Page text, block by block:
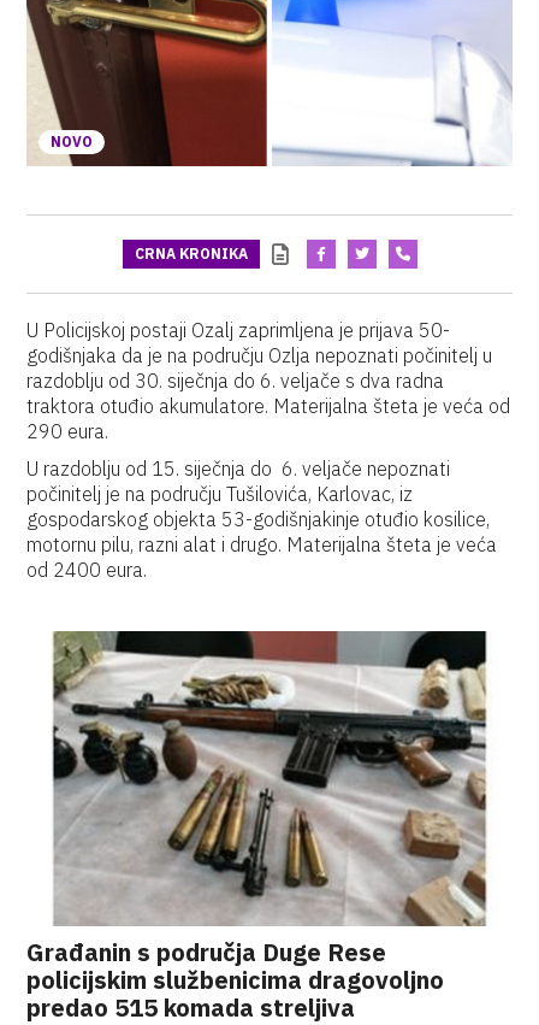
NOVO
CRNA KRONIKA
U Policijskoj postaji Ozalj zaprimljena je prijava 50-
godišnjaka da je na području Ozlja nepoznati počinitelj u
razdoblju od 30. siječnja do 6. veljače s dva radna
traktora otuđio akumulatore. Materijalna šteta je veća od
290 eura.
U razdoblju od 15. siječnja do 6. veljače nepoznati
počinitelj je na području Tušilovića, Karlovac, iz
gospodarskog objekta 53-godišnjakinje otuđio kosilice,
motornu pilu, razni alat i drugo. Materijalna šteta je veća
od 2400 eura.
Građanin s područja Duge Rese
policijskim službenicima dragovoljno
predao 515 komada streljiva